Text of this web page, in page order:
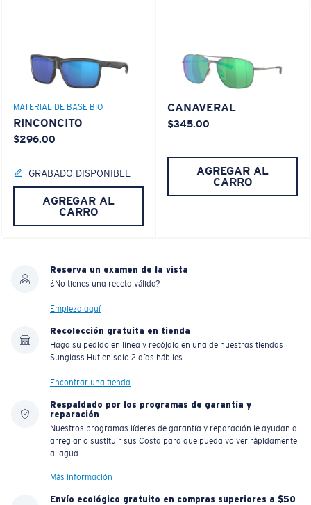
MATERIAL DE BASE BIO
RINCONCITO
$296.00
GRABADO DISPONIBLE
AGREGAR AL
CARRO
CANAVERAL
$345.00
AGREGAR AL
CARRO
Reserva un examen de la vista
¿No tienes una receta válida?
Empieza aquí
Recolección gratuita en tienda
Haga su pedido en línea y recójalo en una de nuestras tiendas
Sunglass Hut en solo 2 días hábiles.
Encontrar una tienda
Respaldado por los programas de garantía y
reparación
Nuestros programas líderes de garantía y reparación le ayudan a
arreglar o sustituir sus Costa para que pueda volver rápidamente
al agua.
Más información
Envío ecológico gratuito en compras superiores a $50